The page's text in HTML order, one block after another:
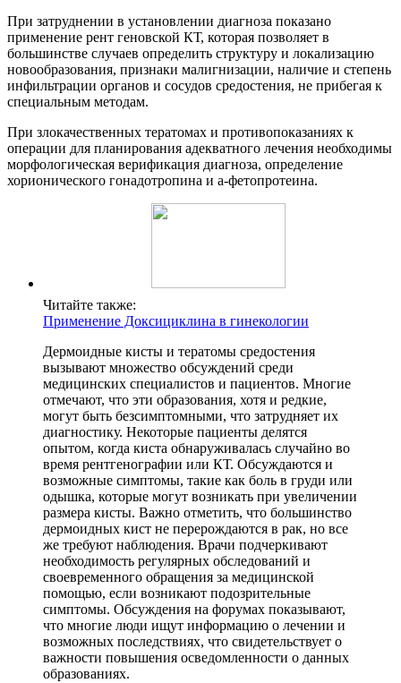
При затруднении в установлении диагноза показано
применение рент геновской КТ, которая позволяет в
большинстве случаев определить структуру и локализацию
новообразования, признаки малигнизации, наличие и степень
инфильтрации органов и сосудов средостения, не прибегая к
специальным методам.
При злокачественных тератомах и противопоказаниях к
операции для планирования адекватного лечения необходимы
морфологическая верификация диагноза, определение
хорионического гонадотропина и а-фетопротеина.
Читайте также:
Применение Доксициклина в гинекологии
Дермоидные кисты и тератомы средостения
вызывают множество обсуждений среди
медицинских специалистов и пациентов. Многие
отмечают, что эти образования, хотя и редкие,
могут быть безсимптомными, что затрудняет их
диагностику. Некоторые пациенты делятся
опытом, когда киста обнаруживалась случайно во
время рентгенографии или КТ. Обсуждаются и
возможные симптомы, такие как боль в груди или
одышка, которые могут возникать при увеличении
размера кисты. Важно отметить, что большинство
дермоидных кист не перерождаются в рак, но все
же требуют наблюдения. Врачи подчеркивают
необходимость регулярных обследований и
своевременного обращения за медицинской
помощью, если возникают подозрительные
симптомы. Обсуждения на форумах показывают,
что многие люди ищут информацию о лечении и
возможных последствиях, что свидетельствует о
важности повышения осведомленности о данных
образованиях.